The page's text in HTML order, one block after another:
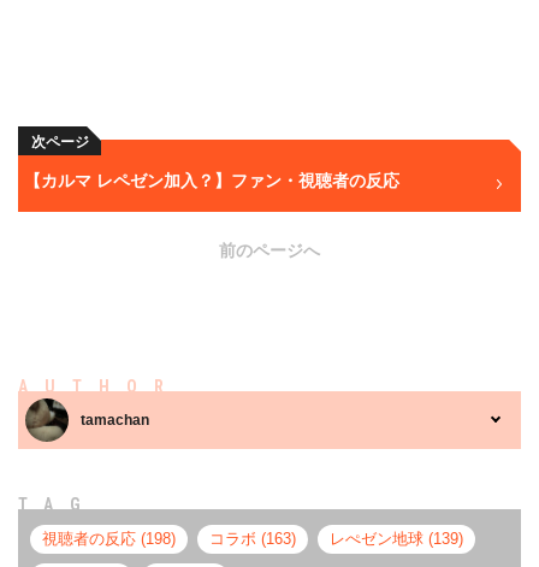
次ページ
【カルマ レペゼン加入？】ファン・視聴者の反応
前のページへ
AUTHOR
tamachan
TAG
視聴者の反応 (198) コラボ (163) レぺゼン地球 (139)